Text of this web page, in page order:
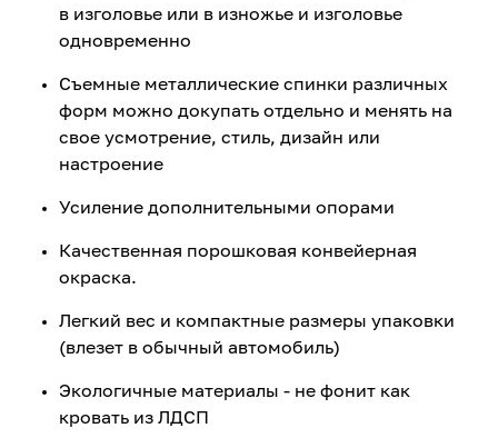
в изголовье или в изножье и изголовье
одновременно
Съемные металлические спинки различных
форм можно докупать отдельно и менять на
свое усмотрение, стиль, дизайн или
настроение
Усиление дополнительными опорами
Качественная порошковая конвейерная
окраска.
Легкий вес и компактные размеры упаковки
(влезет в обычный автомобиль)
Экологичные материалы - не фонит как
кровать из ЛДСП